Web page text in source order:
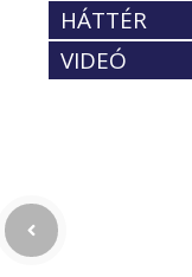
HÁTTÉR
VIDEÓ